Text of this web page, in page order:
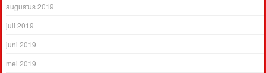
augustus 2019
juli 2019
juni 2019
mei 2019